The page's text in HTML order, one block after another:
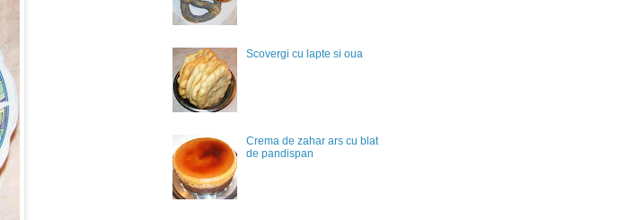
Scovergi cu lapte si oua
Crema de zahar ars cu blat
de pandispan